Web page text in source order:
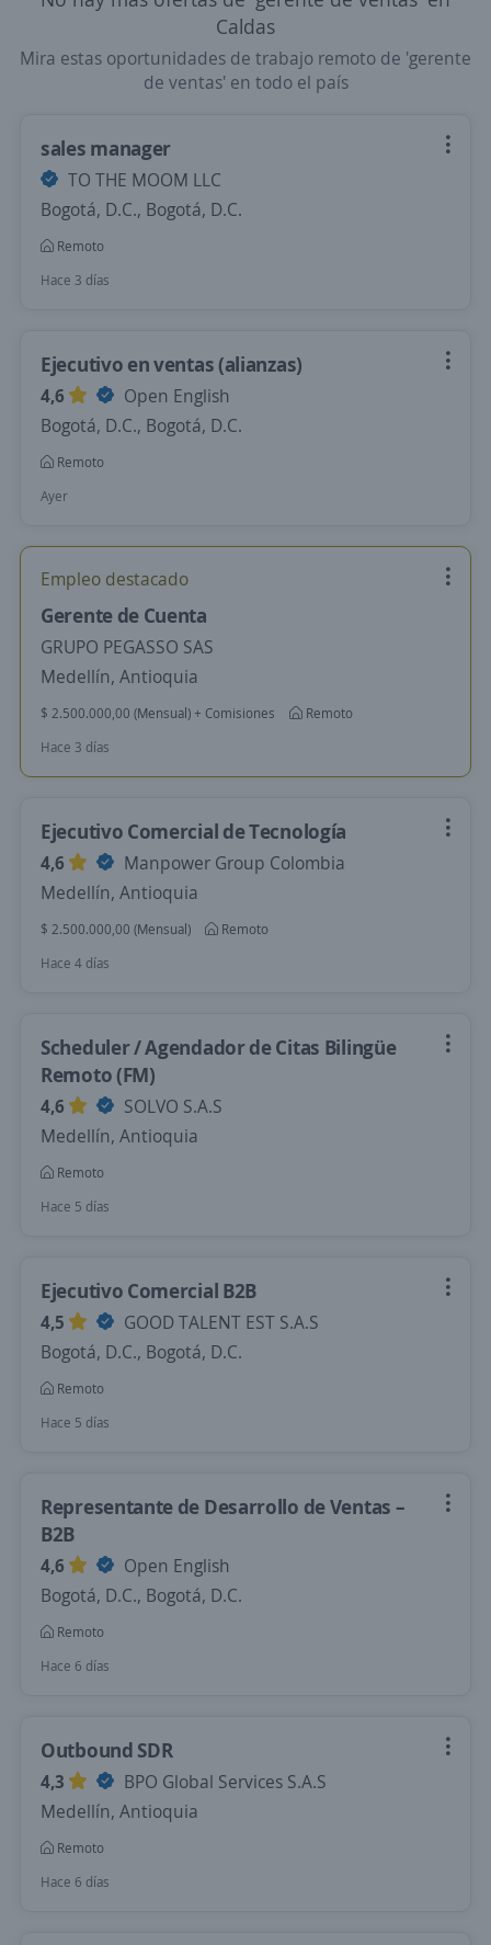
Caldas
Mira estas oportunidades de trabajo remoto de 'gerente
de ventas' en todo el país
sales manager
TO THE MOOM LLC
Bogotá, D.C., Bogotá, D.C.
Remoto
Hace 3 días
Ejecutivo en ventas (alianzas)
4,6
Open English
Bogotá, D.C., Bogotá, D.C.
Remoto
Ayer
Empleo destacado
Gerente de Cuenta
GRUPO PEGASSO SAS
Medellín, Antioquia
$ 2.500.000,00 (Mensual) + Comisiones
Remoto
Hace 3 días
Ejecutivo Comercial de Tecnología
4,6
Manpower Group Colombia
Medellín, Antioquia
$ 2.500.000,00 (Mensual)
Remoto
Hace 4 días
Scheduler / Agendador de Citas Bilingüe
Remoto (FM)
4,6
SOLVO S.A.S
Medellín, Antioquia
Remoto
Hace 5 días
Ejecutivo Comercial B2B
4,5
GOOD TALENT EST S.A.S
Bogotá, D.C., Bogotá, D.C.
Remoto
Hace 5 días
Representante de Desarrollo de Ventas –
B2B
4,6
Open English
Bogotá, D.C., Bogotá, D.C.
Remoto
Hace 6 días
Outbound SDR
4,3
BPO Global Services S.A.S
Medellín, Antioquia
Remoto
Hace 6 días